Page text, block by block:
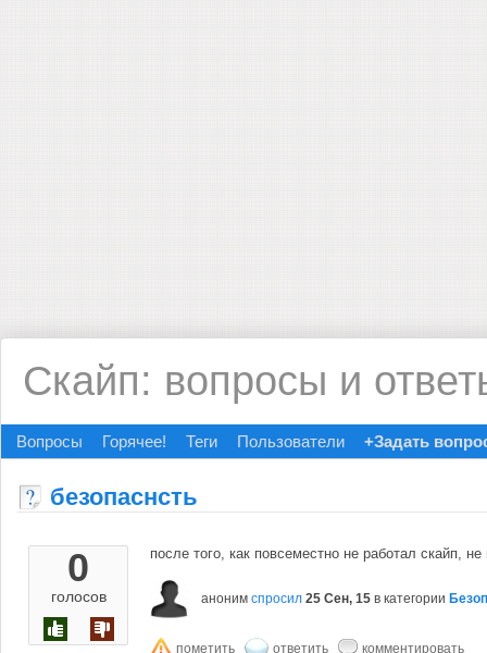
Скайп: вопросы и
Вопросы Горячее! Теги Пользователи +Задать
безопаснсть
0
голосов
после того, как повсеместно не работал скайп,
аноним спросил 25 Сен, 15 в категории